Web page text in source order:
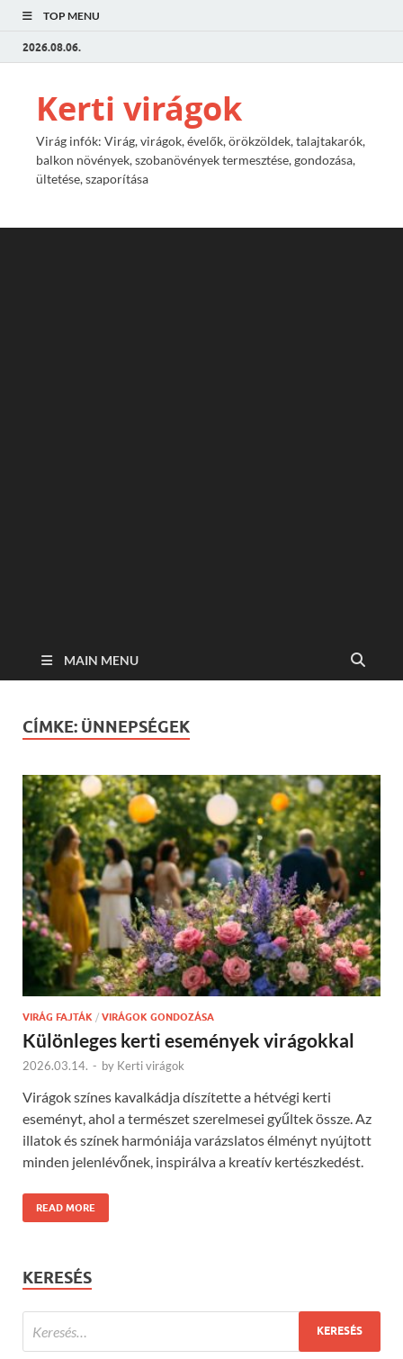
TOP MENU
2026.08.06.
Kerti virágok
Virág infók: Virág, virágok, évelők, örökzöldek, talajtakarók,
balkon növények, szobanövények termesztése, gondozása,
ültetése, szaporítása
MAIN MENU
CÍMKE: ÜNNEPSÉGEK
VIRÁG FAJTÁK / VIRÁGOK GONDOZÁSA
Különleges kerti események virágokkal
2026.03.14. - by Kerti virágok
Virágok színes kavalkádja díszítette a hétvégi kerti
eseményt, ahol a természet szerelmesei gyűltek össze. Az
illatok és színek harmóniája varázslatos élményt nyújtott
minden jelenlévőnek, inspirálva a kreatív kertészkedést.
READ MORE
KERESÉS